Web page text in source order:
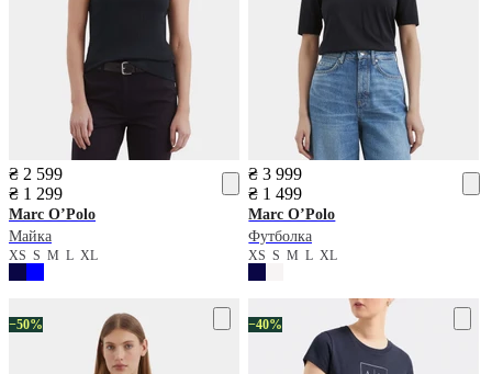
₴ 2 599
₴ 1 299
Marc O’Polo
Майка
XS S M L XL
₴ 3 999
₴ 1 499
Marc O’Polo
Футболка
XSSMLXL
−50% −40%